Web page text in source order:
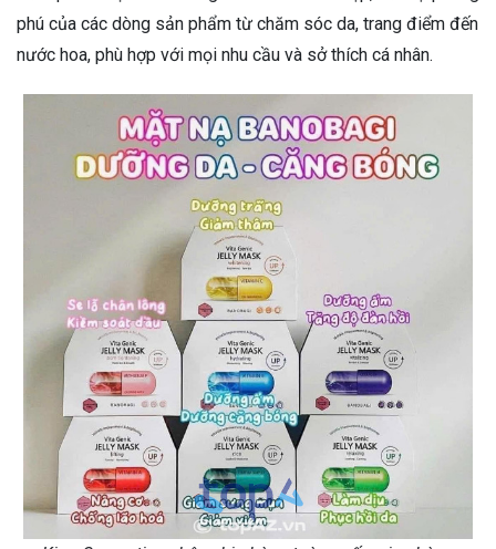
phú của các dòng sản phẩm từ chăm sóc da, trang điểm đến
nước hoa, phù hợp với mọi nhu cầu và sở thích cá nhân.